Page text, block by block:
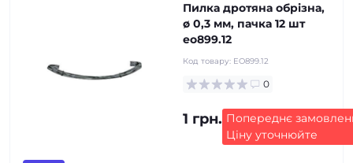
Пилка дротяна обрізна,
ø 0,3 мм, пачка 12 шт
eo899.12
Код товару: EO899.12
0
1 грн. Попереднє
Ціну уточнюйте